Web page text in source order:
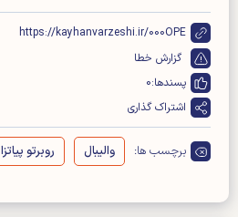
https://kayhanvarzeshi.ir/000OPE
گزارش خطا
پسندها:0
اشتراک گذاری
برچسب ها: والیبال روبرتو پیاتزا